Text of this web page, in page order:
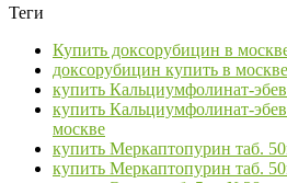
Теги
Купить доксорубицин в
доксорубицин купить в москве
купить Кальциумфолинат-
купить Кальциумфолинат-
москве
купить Меркаптопурин таб.
купить Меркаптопурин таб.